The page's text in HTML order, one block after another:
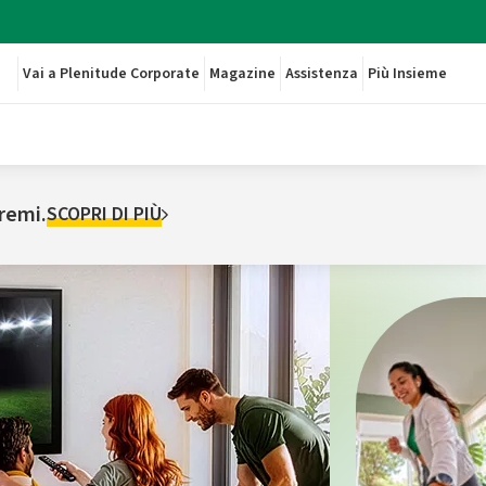
Vai a Plenitude Corporate Magazine Assistenza Più Insieme
SCOPRI DI PIÙ